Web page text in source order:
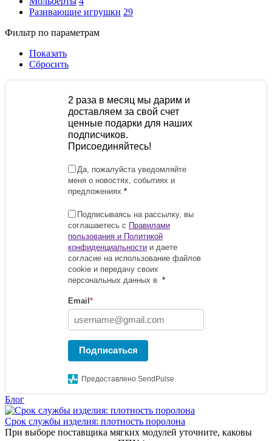
Разивающие игрушки 29
Фильтр по параметрам
Показать
Сбросить
2 раза в месяц мы дарим и
доставляем за свой счет
ценные подарки для наших
подписчиков.
Присоединяйтесь!
Да, пожалуйста уведомляйте
меня о новостях, событиях и
предложениях *
Подписываясь на рассылку, вы
соглашаетесь с Правилами
пользования и Политикой
конфиденциальности и даете
согласие на использование файлов
cookie и передачу своих
персональных данных в *
Email *
Подписаться
Предоставлено SendPulse
Блог
Срок службы изделия: плотность поролона
При выборе поставщика мягких модулей уточните, каковы